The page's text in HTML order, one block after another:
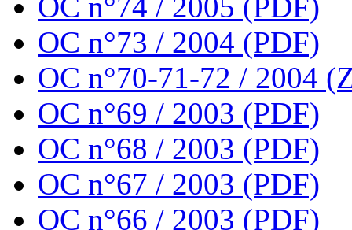
OC n°73 / 2004 (PDF)
OC n°70-71-72 / 2004
OC n°69 / 2003 (PDF)
OC n°68 / 2003 (PDF)
OC n°67 / 2003 (PDF)
OC n°66 / 2003 (PDF)